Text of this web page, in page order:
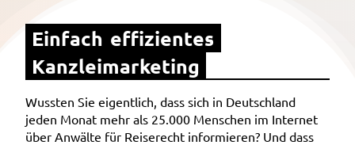
Einfach effizientes
Kanzleimarketing
Wussten Sie eigentlich, dass sich in Deutschland
jeden Monat mehr als 25.000 Menschen im Internet
über Anwälte für Reiserecht informieren? Und dass